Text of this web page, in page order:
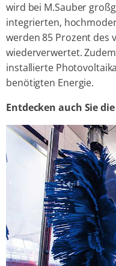
wird bei M.Sauber
integrierten,
werden 85 Prozent des
wiederverwertet.
installierte
benötigten Energie.
Entdecken auch Sie